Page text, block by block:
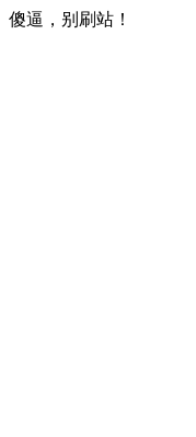
傻逼，别刷站！